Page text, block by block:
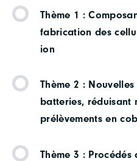
Thème 1 :
fabrication des
ion
Thème 2 :
batteries, réduisant
prélèvements en
Thème 3 :